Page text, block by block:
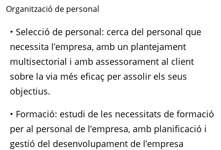
Organització de personal
• Selecció de personal: cerca del personal que
necessita l’empresa, amb un plantejament
multisectorial i amb assessorament al client
sobre la via més eficaç per assolir els seus
objectius.
• Formació: estudi de les necessitats de formació
per al personal de l’empresa, amb planificació i
gestió del desenvolupament de l’empresa